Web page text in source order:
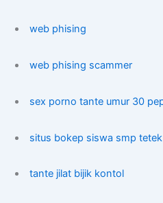
web phising
web phising scammer
sex porno tante umur 30
situs bokep siswa smp
tante jilat bijik kontol